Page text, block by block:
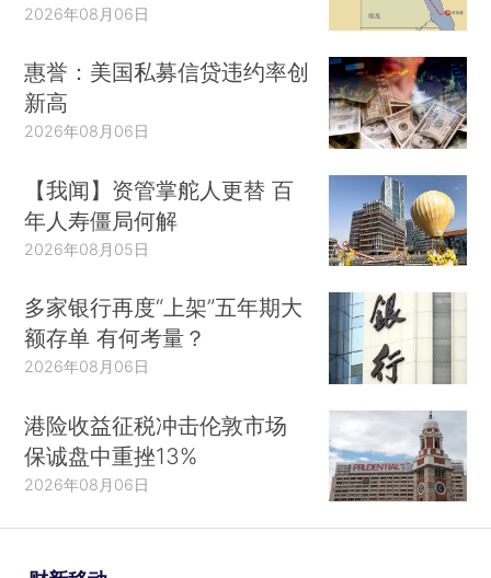
2026年08月06日
惠誉：美国私募信贷违约率创
新高
2026年08月06日
【我闻】资管掌舵人更替 百
年人寿僵局何解
2026年08月05日
多家银行再度“上架”五年期大
额存单 有何考量？
2026年08月06日
港险收益征税冲击伦敦市场
保诚盘中重挫13%
2026年08月06日